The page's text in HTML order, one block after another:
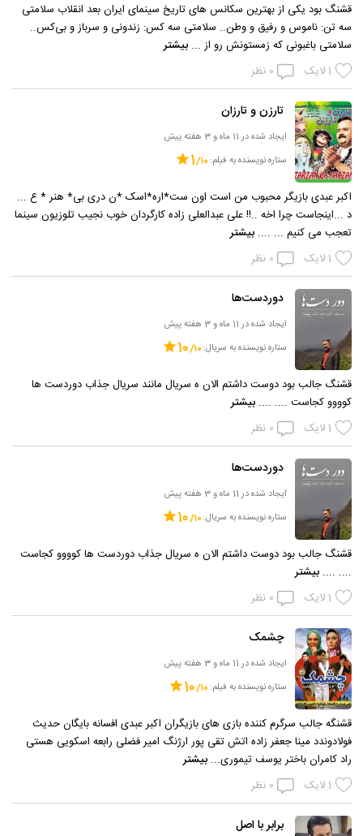
قشنگ بود یکی از بهترین سکانس های تاریخ سینمای ایران بعد انقلاب سلامتی
سه تن: ناموس و رفیق و وطن.. سلامتی سه کس: زندونی و سرباز و بی‌کس..
سلامتی باغبونی که زمستونش رو از ...بیشتر
1لایک 0 نظر
تارزن و تارزان
ایجاد شده در 11 ماه و 3 هفته پیش
ستاره نویسنده به فیلم:
1
اکبر عبدی بازیگر محبوب من است اون ست*اره*اسک *ن دری بی* هنر * ع ...
د ...اینجاست چرا اخه ..!! علی عبدالعلی زاده کارگردان خوب نجیب تلوزیون سینما
تعجب می کنیم ... ....بیشتر
1لایک 0 نظر
دوردست‌ها
ایجاد شده در 11 ماه و 3 هفته پیش
ستاره نویسنده به سریال:
10
قشنگ جالب بود دوست داشتم الان ه سریال مانند سریال جذاب دوردست ها
کوووو کجاست .... ....بیشتر
1لایک 0 نظر
دوردست‌ها
ایجاد شده در 11 ماه و 3 هفته پیش
ستاره نویسنده به سریال:
10
قشنگ جالب بود دوست داشتم الان ه سریال جذاب دوردست ها کوووو کجاست
.... ....بیشتر
1لایک 0 نظر
چشمک
ایجاد شده در 11 ماه و 3 هفته پیش
ستاره نویسنده به فیلم:
10
قشنگه جالب سرگرم کننده بازی های بازیگران اکبر عبدی افسانه بایگان حدیث
فولادوندد مینا جعفر زاده اتش تقی پور ارژنگ امیر فضلی رابعه اسکویی هستی
راد کامران باختر یوسف تیموری...بیشتر
1لایک 0 نظر
برابر با اصل